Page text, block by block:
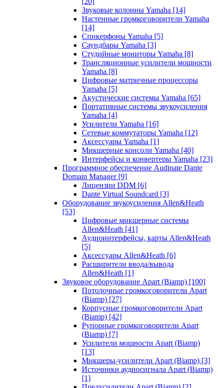
Звуковые колонны Yamaha [14]
Настенные громкоговорители Yamaha
[14]
Спикерфоны Yamaha [5]
Саундбары Yamaha [3]
Студийные мониторы Yamaha [8]
Трансляционные усилители мощности
Yamaha [8]
Цифровые матричные процессоры
Yamaha [5]
Акустические системы Yamaha [65]
Портативные системы звукоусиления
Yamaha [4]
Усилители Yamaha [16]
Сетевые коммутаторы Yamaha [12]
Аксессуары Yamaha [1]
Микшерные консоли Yamaha [40]
Интерфейсы и конвертеры Yamaha [23]
Программное обеспечение Audinate Dante
Domain Manager [9]
Лицензии DDM [6]
Dante Virtual Soundcard [3]
Оборудование звукоусиления Allen&Heath
[53]
Цифровые микшерные системы
Allen&Heath [41]
Аудиоинтерфейсы, карты Allen&Heath
[5]
Аксессуары Allen&Heath [6]
Расширители ввода/вывода
Allen&Heath [1]
Звуковое оборудование Apart (Biamp) [100]
Потолочные громкоговорители Apart
(Biamp) [27]
Корпусные громкоговорители Apart
(Biamp) [42]
Рупорные громкоговорители Apart
(Biamp) [7]
Усилители мощности Apart (Biamp)
[13]
Микшеры-усилители Apart (Biamp) [3]
Источники аудиосигнала Apart (Biamp)
[1]